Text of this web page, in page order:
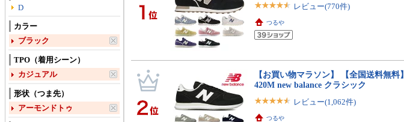
レビュー(770件)
つるや
【お買い物マラソン】 【全国送料無
420M new balance クラシック
レビュー(1,062件)
つるや
D
カラー
ブラック
TPO（着用シーン）
カジュアル
形状（つま先）
アーモンドトゥ